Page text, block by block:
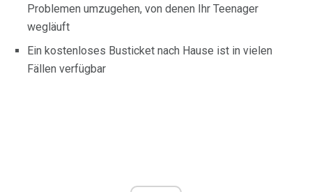
Problemen umzugehen, von denen Ihr Teenager
wegläuft
Ein kostenloses Busticket nach Hause ist in vielen
Fällen verfügbar